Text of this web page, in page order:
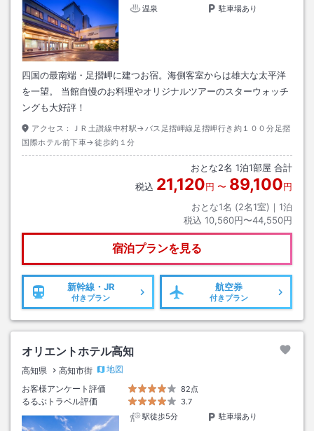
温泉
駐車場あり
四国の最南端・足摺岬に建つお宿。海側客室からは雄大な太平洋
を一望。 当館自慢のお料理やオリジナルツアーのスターウォッチ
ングも大好評！
アクセス：
ＪＲ土讃線中村駅→バス足摺岬線足摺岬行き約１００分足摺
国際ホテル前下車→徒歩約１分
おとな2名 1泊1部屋 合計
税込 21,120円 〜 89,100円
おとな1名 (2名1室)｜ 1泊
税込 10,560円〜44,550円
宿泊プランを見る
新幹線・JR
付きプラン
航空券
付きプラン
オリエントホテル高知
高知県 高知市街
地図
お客様アンケート評価
82点
るるぶトラベル評価
3.7
駅徒歩5分
駐車場あり